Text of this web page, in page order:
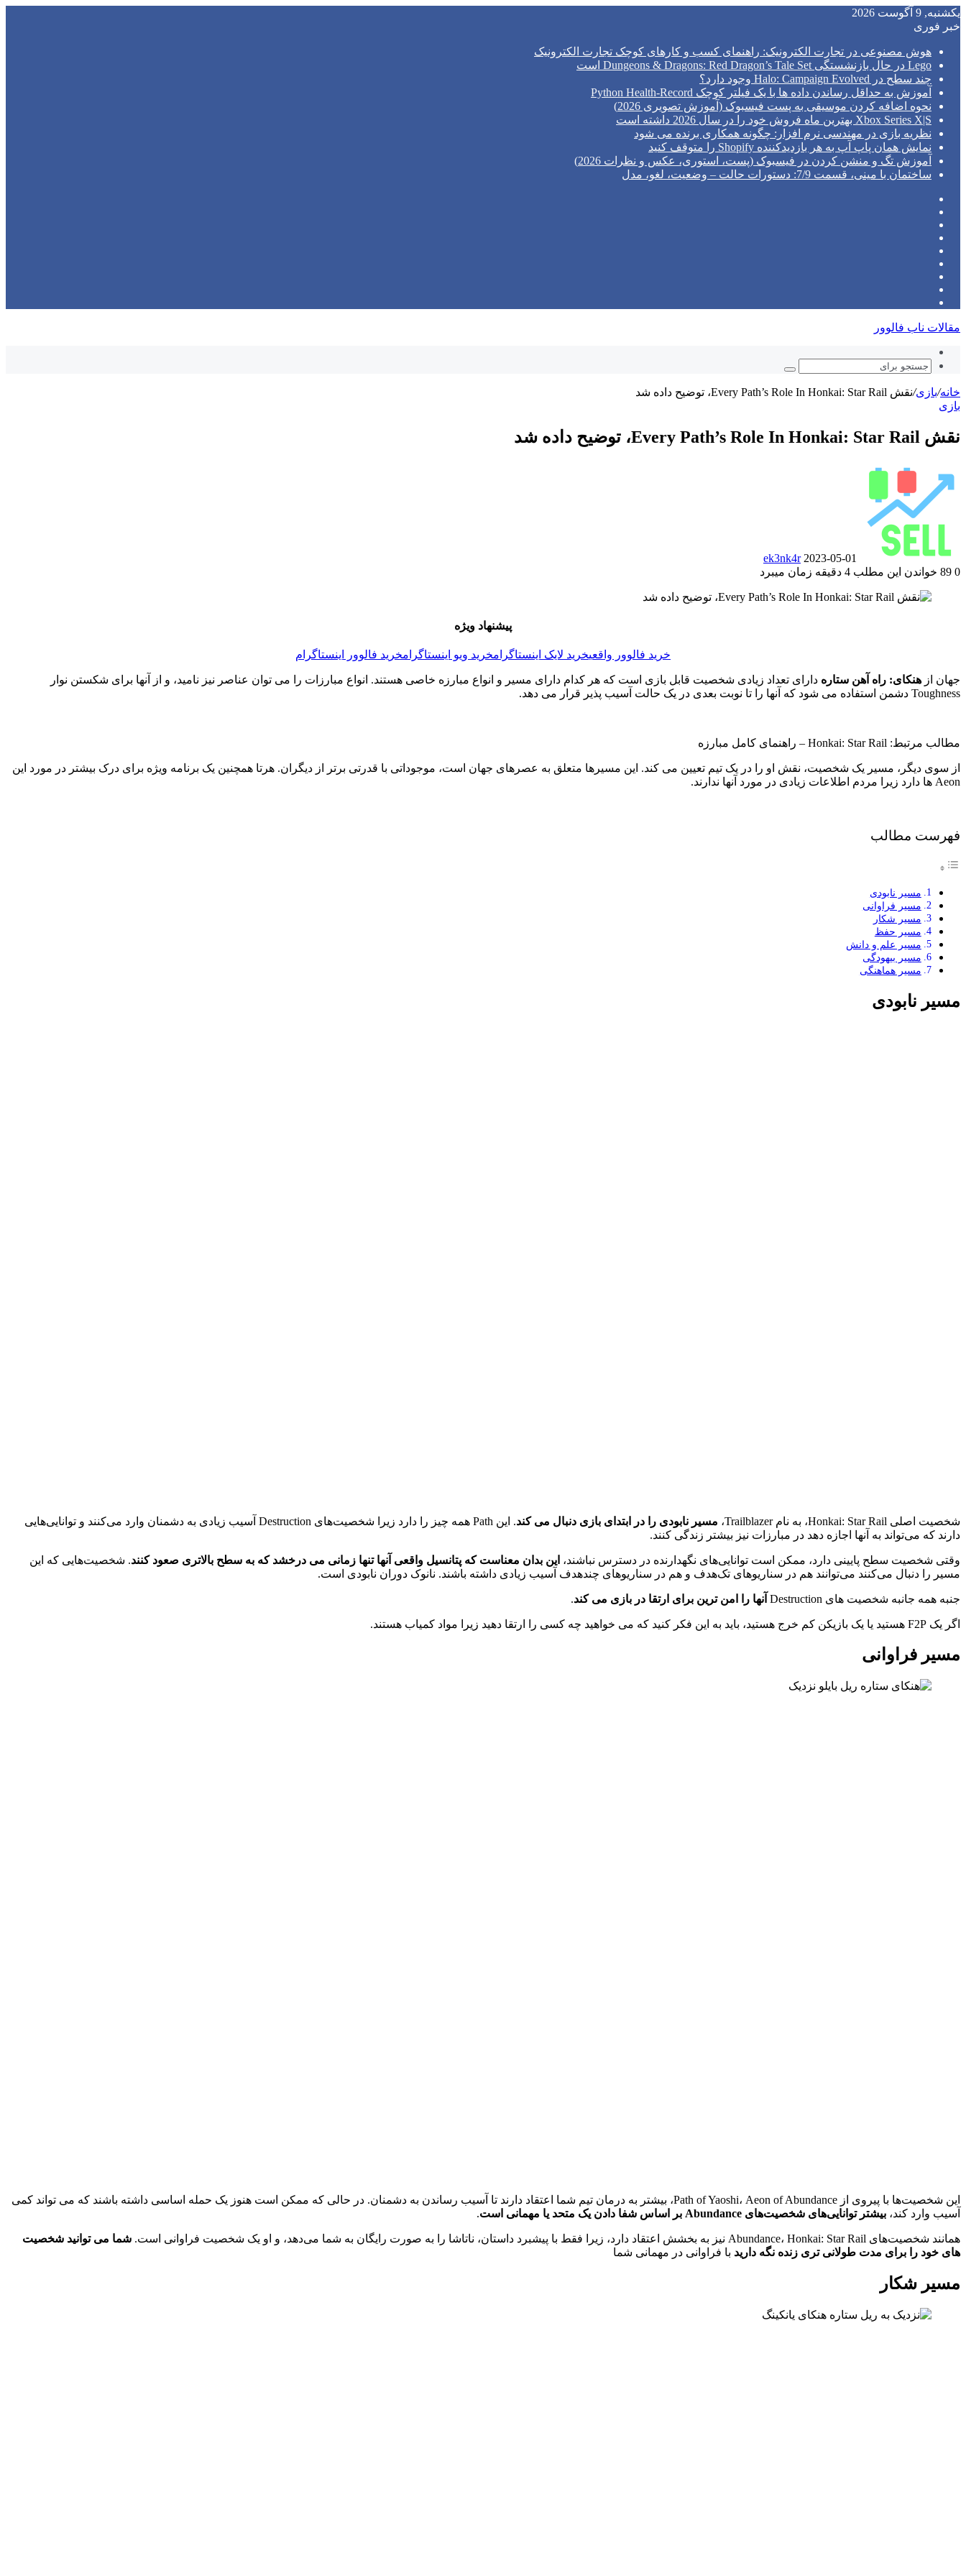
یکشنبه, 9 آگوست 2026
خبر فوری
هوش مصنوعی در تجارت الکترونیک: راهنمای کسب و کارهای کوچک تجارت الکترونیک
Lego در حال بازنشستگی Dungeons & Dragons: Red Dragon’s Tale Set است
چند سطح در Halo: Campaign Evolved وجود دارد؟
آموزش به حداقل رساندن داده ها با یک فیلتر کوچک Python Health-Record
نحوه اضافه کردن موسیقی به پست فیسبوک (آموزش تصویری 2026)
Xbox Series X|S بهترین ماه فروش خود را در سال 2026 داشته است
نظریه بازی در مهندسی نرم افزار: چگونه همکاری برنده می شود
نمایش همان پاپ آپ به هر بازدیدکننده Shopify را متوقف کنید
آموزش تگ و منشن کردن در فیسبوک (پست، استوری، عکس و نظرات 2026)
ساختمان با مینی، قسمت 7/9: دستورات حالت – وضعیت، لغو، مدل
مقالات ناب فالوور
تصادفی
جستجو
خانه/بازی/نقش Every Path’s Role In Honkai: Star Rail، توضیح داده شد
بازی
نقش Every Path’s Role In Honkai: Star Rail، توضیح داده شد
ek3nk4r 2023-05-01
0
خواندن این مطلب 4 دقیقه زمان میبرد
پیشنهاد ویژه
خرید فالوور واقعیخرید لایک اینستاگرامخرید ویو اینستاگرامخرید فالوور اینستاگرام
جهان از هنکای: راه آهن ستاره دارای تعداد زیادی شخصیت قابل بازی است که هر کدام دارای مسیر و انواع مبارزه خاصی هستند. انواع مبارزات را می توان عناصر نیز نامید، و از آنها برای شکستن نوار
Toughness دشمن استفاده می شود که آنها را تا نوبت بعدی در یک حالت آسیب پذیر قرار می دهد.
مطالب مرتبط: Honkai: Star Rail – راهنمای کامل مبارزه
از سوی دیگر، مسیر یک شخصیت، نقش او را در یک تیم تعیین می کند. این مسیرها متعلق به عصرهای جهان است، موجوداتی با قدرتی برتر از دیگران. هرتا همچنین یک برنامه ویژه برای درک بیشتر در مورد این
Aeon ها دارد زیرا مردم اطلاعات زیادی در مورد آنها ندارند.
فهرست مطالب
مسیر نابودی
مسیر فراوانی
مسیر شکار
مسیر حفظ
مسیر علم و دانش
مسیر بیهودگی
مسیر هماهنگی
مسیر نابودی
شخصیت اصلی Honkai: Star Rail، به نام Trailblazer، مسیر نابودی را در ابتدای بازی دنبال می کند
. این Path همه چیز را دارد زیرا شخصیت‌های Destruction آسیب زیادی به دشمنان وارد می‌کنند و توانایی‌هایی
دارند که می‌تواند به آنها اجازه دهد در مبارزات نیز بیشتر زندگی کنند.
وقتی شخصیت سطح پایینی دارد، ممکن است توانایی‌های نگهدارنده در دسترس نباشند، این بدان معناست که پتانسیل واقعی آنها تنها زمانی می درخشد که به سطح بالاتری صعود کنند. شخصیت‌هایی که این
مسیر را دنبال می‌کنند می‌توانند هم در سناریوهای تک‌هدف و هم در سناریوهای چندهدف آسیب زیادی داشته باشند. نانوک دوران نابودی است.
جنبه همه جانبه شخصیت های Destruction آنها را امن ترین برای ارتقا در بازی می کند.
اگر یک F2P هستید یا یک بازیکن کم خرج هستید، باید به این فکر کنید که می خواهید چه کسی را ارتقا دهید زیرا مواد کمیاب هستند.
مسیر فراوانی
این شخصیت‌ها با پیروی از Path of Yaoshi، Aeon of Abundance، بیشتر به درمان تیم شما اعتقاد دارند تا آسیب رساندن به دشمنان. در حالی که ممکن است هنوز یک حمله اساسی داشته باشند که می تواند کمی
آسیب وارد کند، بیشتر توانایی‌های شخصیت‌های Abundance بر اساس شفا دادن یک متحد یا مهمانی است .
همانند شخصیت‌های Abundance، Honkai: Star Rail نیز به بخشش اعتقاد دارد، زیرا فقط با پیشبرد داستان، ناتاشا را به صورت رایگان به شما می‌دهد، و او یک شخصیت فراوانی است.
شما می توانید شخصیت
های خود را برای مدت طولانی تری زنده نگه دارید با فراوانی در مهمانی شما
مسیر شکار